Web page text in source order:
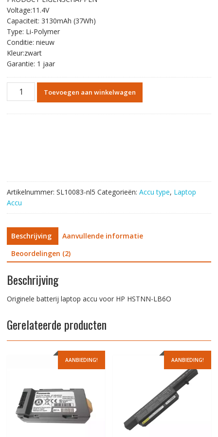
€58.56.
Voltage:11.4V
Capaciteit: 3130mAh (37Wh)
Type: Li-Polymer
Conditie: nieuw
Kleur:zwart
Garantie: 1 jaar
Originele
batterij
Toevoegen aan winkelwagen
Artikelnummer: SL10083-nl5 Categorieën: Accu type, Laptop
Accu
Beschrijving
Aanvullende informatie
Beoordelingen (2)
Beschrijving
Originele batterij laptop accu voor HP HSTNN-LB6O
Gerelateerde producten
AANBIEDING! AANBIEDING!